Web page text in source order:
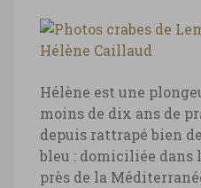
Hélène est une
moins de dix ans de
depuis rattrapé bien
bleu : domiciliée dans
près de la